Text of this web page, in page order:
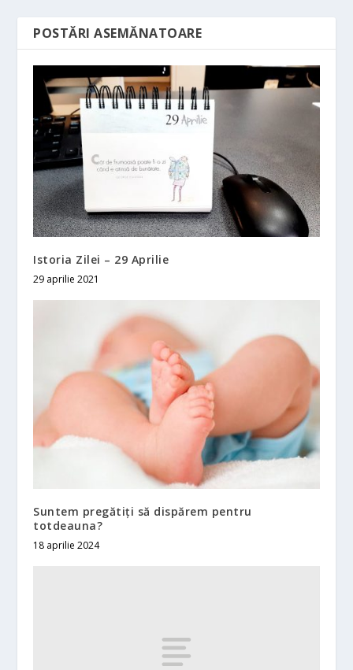
POSTĂRI ASEMĂNATOARE
Istoria Zilei – 29 Aprilie
29 aprilie 2021
Suntem pregătiți să dispărem pentru
totdeauna?
18 aprilie 2024